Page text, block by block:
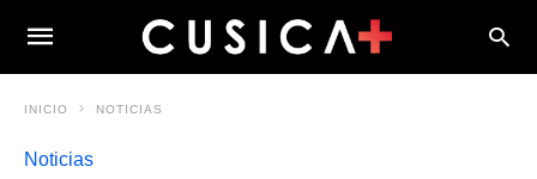
INICIO NOTICIAS
Noticias